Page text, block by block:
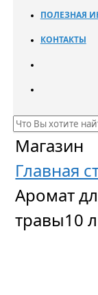
ПОЛЕЗНАЯ
КОНТАКТЫ
Магазин
Главная
Аромат
травы10